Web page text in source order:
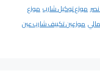
موزع توكيل شارب موزع
موزعين تكييف شارب عين